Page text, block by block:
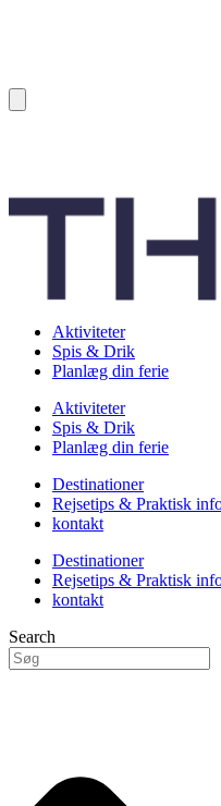
Aktiviteter
Spis & Drik
Planlæg din ferie
Aktiviteter
Spis & Drik
Planlæg din ferie
Destinationer
Rejsetips & Praktisk
kontakt
Destinationer
Rejsetips & Praktisk
kontakt
Search